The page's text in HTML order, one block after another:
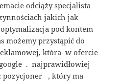
odciąży specjalista
jakich jak
pod kontem
możemy przystąpić do
która w ofercie
. najprawidłowiej
pozycjoner , który ma